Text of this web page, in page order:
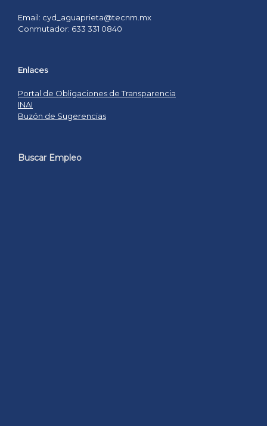
Email: cyd_aguaprieta@tecnm.mx
Conmutador: 633 331 0840
Enlaces
Portal de Obligaciones de Transparencia
INAI
Buzón de Sugerencias
Buscar Empleo